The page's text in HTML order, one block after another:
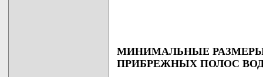
МИНИМАЛЬНЫЕ
ПРИБРЕЖНЫХ ПОЛОС